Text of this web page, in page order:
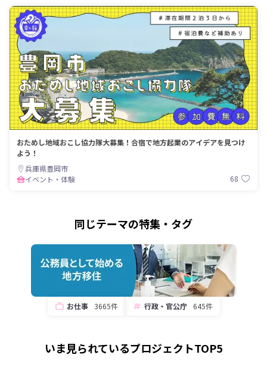
おためし地域おこし協力隊大募集！合宿で地方起業のアイデアを見つけ
よう！
兵庫県豊岡市
イベント・体験
68
同じテーマの特集・タグ
お仕事 3665件 行政・官公庁 645件
いま見られているプロジェクトTOP5